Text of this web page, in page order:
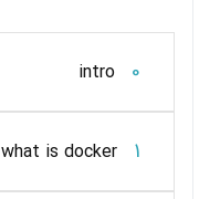
0
intro
1
what is docker